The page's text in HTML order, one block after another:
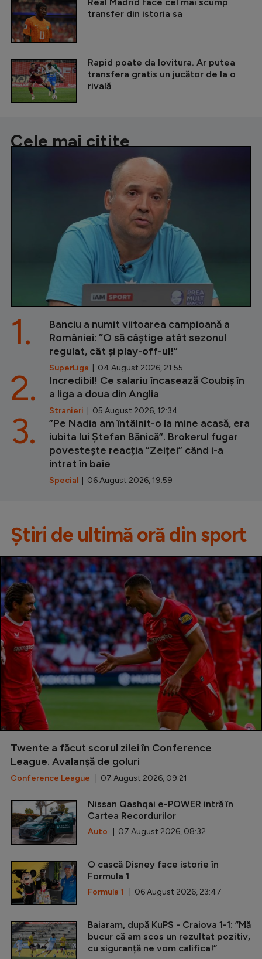
transfer din istoria sa
Rapid poate da lovitura. Ar putea
transfera gratis un jucător de la o
rivală
Cele mai citite
Banciu a numit viitoarea campioană a
României: ”O să câștige atât sezonul
regulat, cât și play-off-ul!”
SuperLiga | 04 August 2026, 21:55
1.
Incredibil! Ce salariu încasează Coubiș în
a liga a doua din Anglia
Stranieri | 05 August 2026, 12:34
2.
”Pe Nadia am întâlnit-o la mine acasă, era
iubita lui Ștefan Bănică”. Brokerul fugar
povestește reacția ”Zeiței” când i-a
intrat în baie
Special | 06 August 2026, 19:59
3.
Știri de ultimă oră din sport
Twente a făcut scorul zilei în Conference
League. Avalanșă de goluri
Conference League | 07 August 2026, 09:21
Nissan Qashqai e-POWER intră în
Cartea Recordurilor
Auto | 07 August 2026, 08:32
O cască Disney face istorie în
Formula 1
Formula 1 | 06 August 2026, 23:47
Baiaram, după KuPS - Craiova 1-1: ”Mă
bucur că am scos un rezultat pozitiv,
cu siguranță ne vom califica!”